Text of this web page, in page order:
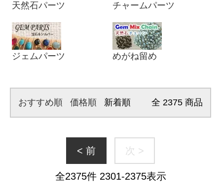
天然石パーツ チャームパーツ
ジェムパーツ めがね留め
おすすめ順 価格順 新着順 全 2375 商品
< 前 次 >
全2375件 2301-2375表示